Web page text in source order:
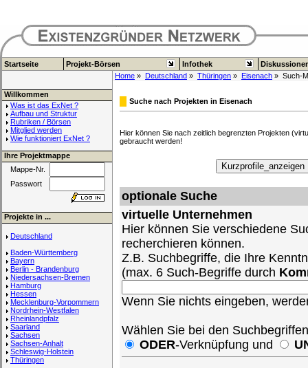
Startseite Projekt-Börsen Infothek
Home » Deutschland » Thüringen » Eisenach » Such-
Willkommen
Was ist das ExNet ?
Aufbau und Struktur
Rubriken / Börsen
Mitglied werden
Wie funktioniert ExNet ?
Ihre Projektmappe
Mappe-Nr.
Passwort
Projekte in ...
Deutschland
Baden-Württemberg
Bayern
Berlin - Brandenburg
Niedersachsen-Bremen
Hamburg
Hessen
Mecklenburg-Vorpommern
Nordrhein-Westfalen
Rheinlandpfalz
Saarland
Sachsen
Sachsen-Anhalt
Schleswig-Holstein
Thüringen
Suche nach Projekten in Eisenach
Hier können Sie nach zeitlich begrenzten Projekten
gebraucht werden!
optionale Suche
virtuelle Unternehmen
Hier können Sie verschiedene
recherchieren können.
Z.B. Suchbegriffe, die Ihre
(max. 6 Such-Begriffe durch
Wenn Sie nichts eingeben,
Wählen Sie bei den
ODER-Verknüpfung und